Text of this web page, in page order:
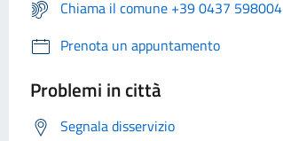
Chiama il comune +39 0437 598004
Prenota un appuntamento
Problemi in città
Segnala disservizio